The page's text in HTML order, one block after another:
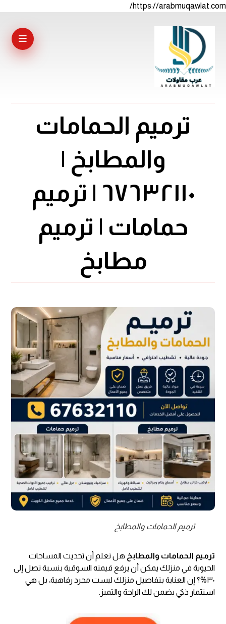
https://arabmuqawlat.com/
ترميم الحمامات
والمطابخ |
٦٧٦٣٢١١٠ | ترميم
حمامات | ترميم
مطابخ
ترميم الحمامات والمطابخ
ترميم الحمامات والمطابخ هل تعلم أن تحديث المساحات
الحيوية في منزلك يمكن أن يرفع قيمته السوقية بنسبة تصل إلى
٣٠%؟ إن العناية بتفاصيل منزلك ليست مجرد رفاهية، بل هي
استثمار ذكي يضمن لك الراحة والتميز.